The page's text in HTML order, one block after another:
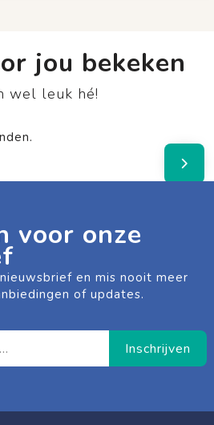
jou bekeken
wel leuk hé!
voor onze
en mis nooit meer
of updates.